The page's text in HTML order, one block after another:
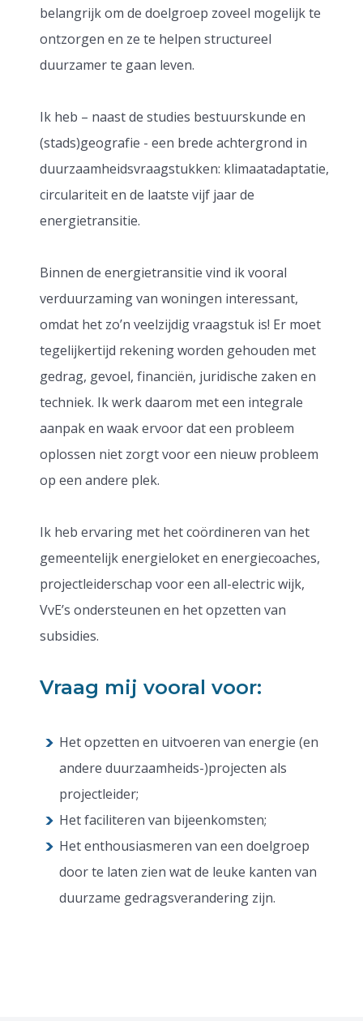
belangrijk om de doelgroep zoveel mogelijk te
ontzorgen en ze te helpen structureel
duurzamer te gaan leven.
Ik heb – naast de studies bestuurskunde en
(stads)geografie - een brede achtergrond in
duurzaamheidsvraagstukken: klimaatadaptatie,
circulariteit en de laatste vijf jaar de
energietransitie.
Binnen de energietransitie vind ik vooral
verduurzaming van woningen interessant,
omdat het zo’n veelzijdig vraagstuk is! Er moet
tegelijkertijd rekening worden gehouden met
gedrag, gevoel, financiën, juridische zaken en
techniek. Ik werk daarom met een integrale
aanpak en waak ervoor dat een probleem
oplossen niet zorgt voor een nieuw probleem
op een andere plek.
Ik heb ervaring met het coördineren van het
gemeentelijk energieloket en energiecoaches,
projectleiderschap voor een all-electric wijk,
VvE’s ondersteunen en het opzetten van
subsidies.
Vraag mij vooral voor:
Het opzetten en uitvoeren van energie (en
andere duurzaamheids-)projecten als
projectleider;
Het faciliteren van bijeenkomsten;
Het enthousiasmeren van een doelgroep
door te laten zien wat de leuke kanten van
duurzame gedragsverandering zijn.